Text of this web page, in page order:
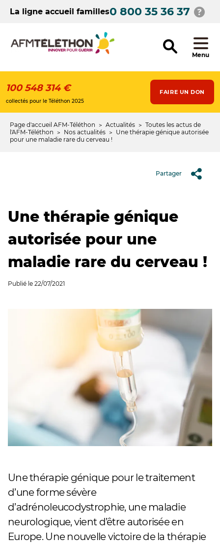
contenuLa ligne accueil familles0 800 35 36 37
Menu
100 548 314 €
collectés pour le Téléthon 2025
FAIRE UN DON
Fil
d'Ariane
Page d'accueil AFM-Téléthon Actualités
Toutes les actus de
l'AFM-Téléthon
Nos actualités
Une thérapie génique autorisée
pour une maladie rare du cerveau !
Partager
Une thérapie génique
autorisée pour une
maladie rare du cerveau !
Publié le 22/07/2021
Une thérapie génique pour le traitement
d’une forme sévère
d’adrénoleucodystrophie, une maladie
neurologique, vient d’être autorisée en
Europe. Une nouvelle victoire de la thérapie